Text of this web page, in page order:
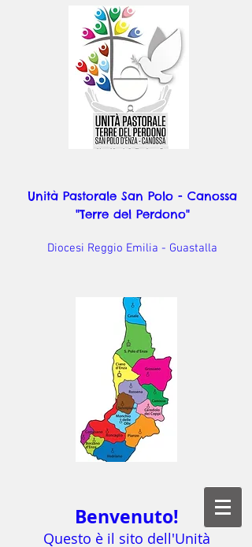
Unità Pastorale San Polo - Canossa
"Terre del Perdono"
Diocesi Reggio Emilia - Guastalla
Benvenuto!
Questo è il sito dell'Unità